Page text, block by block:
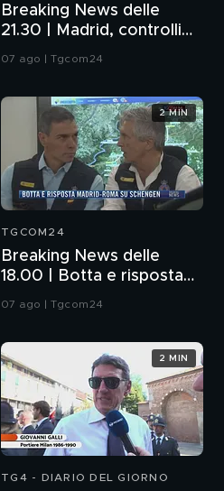
Breaking News delle
21.30 | Madrid, controlli
alle frontiere con Italia
07 ago | Tgcom24
TGCOM24
Breaking News delle
18.00 | Botta e risposta
Madrid-Roma su
07 ago | Tgcom24
2 MIN
TG4 - DIARIO DEL GIORNO
2 MIN